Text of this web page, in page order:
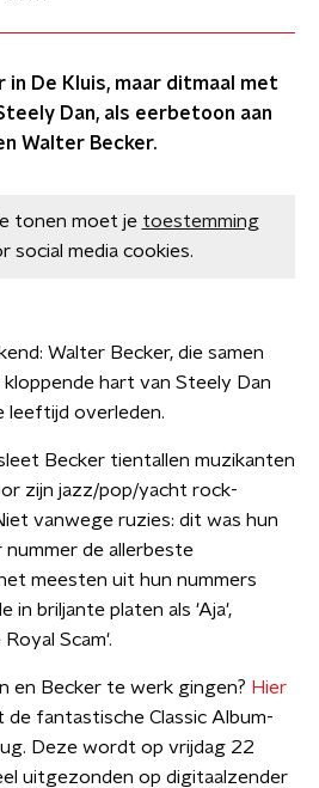
De Kluis, maar ditmaal met
Dan, als eerbetoon aan
Walter Becker.
tonen moet je toestemming
social media cookies.
Walter Becker, die samen
hart van Steely Dan
leeftijd overleden.
Becker tientallen muzikanten
zijn jazz/pop/yacht rock-
vanwege ruzies: dit was hun
de allerbeste
meesten uit hun nummers
in briljante platen als 'Aja',
Scam'.
en Becker te werk gingen? Hier
de fantastische Classic Album-
Deze wordt op vrijdag 22
uitgezonden op digitaalzender